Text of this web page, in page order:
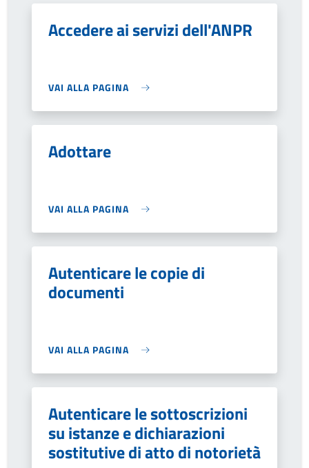
Accedere ai servizi dell'ANPR
VAI ALLA PAGINA
Adottare
VAI ALLA PAGINA
Autenticare le copie di
documenti
VAI ALLA PAGINA
Autenticare le sottoscrizioni
su istanze e dichiarazioni
sostitutive di atto di notorietà